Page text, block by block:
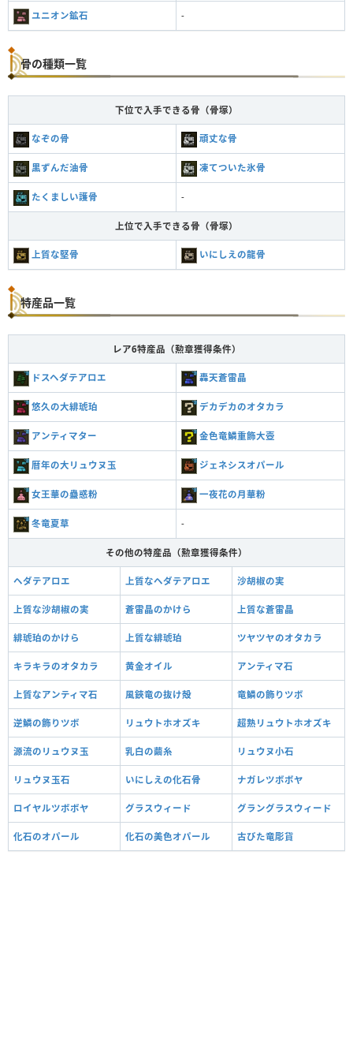
ユニオン鉱石 -
骨の種類一覧
下位で入手できる骨（骨塚）
なぞの骨 頑丈な骨
黒ずんだ油骨 凍てついた氷骨
たくましい護骨 -
上位で入手できる骨（骨塚）
上質な堅骨 いにしえの龍骨
特産品一覧
レア6特産品（勲章獲得条件）
ドスヘダテアロエ 轟天蒼雷晶
悠久の大緋琥珀 デカデカのオタカラ
アンティマター 金色竜鱗重飾大壺
暦年の大リュウヌ玉 ジェネシスオパール
女王華の蠱惑粉 一夜花の月華粉
冬竜夏草 -
その他の特産品（勲章獲得条件）
ヘダテアロエ 上質なヘダテアロエ 沙胡椒の実
上質な沙胡椒の実 蒼雷晶のかけら 上質な蒼雷晶
緋琥珀のかけら 上質な緋琥珀 ツヤツヤのオタカラ
キラキラのオタカラ 黄金オイル アンティマ石
上質なアンティマ石 風鋏竜の抜け殻 竜鱗の飾りツボ
逆鱗の飾りツボ リュウトホオズキ 超熟リュウトホオズキ
源流のリュウヌ玉 乳白の繭糸 リュウヌ小石
リュウヌ玉石 いにしえの化石骨 ナガレツボボヤ
ロイヤルツボボヤ グラスウィード グラングラスウィード
化石のオパール 化石の美色オパール 古びた竜彫貨